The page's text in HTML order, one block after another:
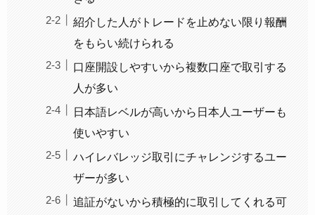
紹介した人がトレードを止めない限り報酬
をもらい続けられる
口座開設しやすいから複数口座で取引する
人が多い
日本語レベルが高いから日本人ユーザーも
使いやすい
ハイレバレッジ取引にチャレンジするユー
ザーが多い
追証がないから積極的に取引してくれる可